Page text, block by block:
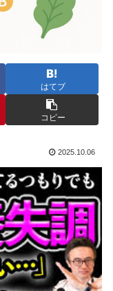
はてブ
コピー
2025.10.06